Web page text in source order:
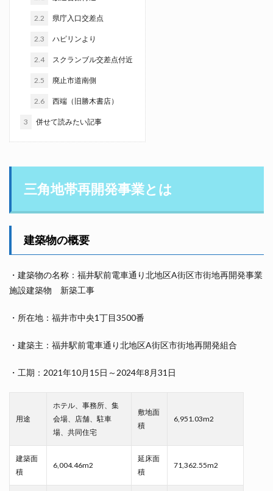
2.2 県庁入口交差点
2.3 ハピリンより
2.4 スクランブル交差点付近
2.5 廃止市道南側
2.6 西端（旧勝木書店）
3 併せて読みたい記事
三角地帯再開発事業とは
建築物の概要
・建築物の名称：福井駅前電車通り北地区A街区市街地再開発事業
施設建築物 新築工事
・所在地：福井市中央1丁目3500番
・建築主：福井駅前電車通り北地区A街区市街地再開発組合
・工期：2021年10月15日～2024年8月31日
用途
ホテル、事務所、集
会場、店舗、駐車
場、共同住宅
敷地面
積
6,951.03m2
建築面
積
6,004.46m2
延床面
積
71,362.55m2